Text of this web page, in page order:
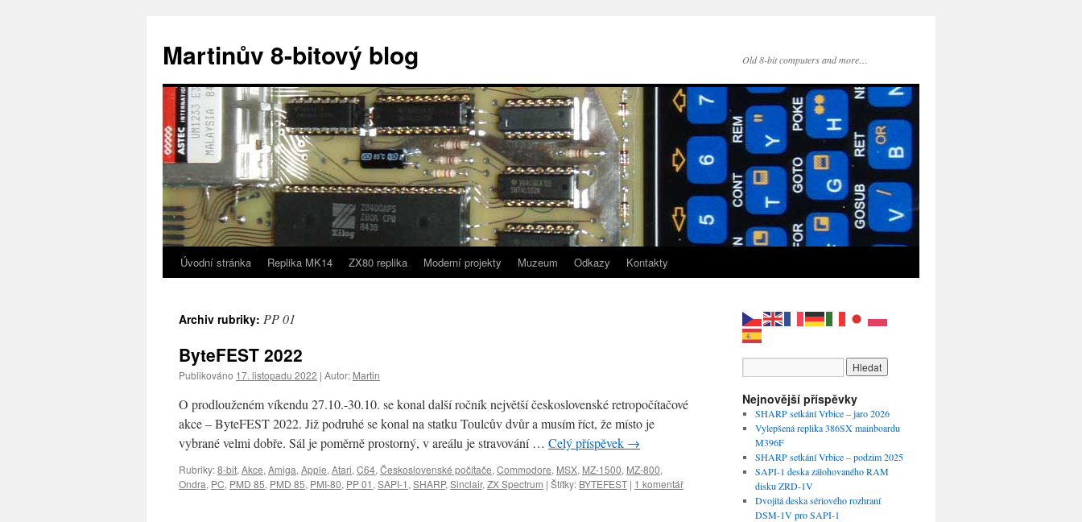
obsahu
webu
Martinův 8-bitový blog Old 8-bit computers and more…
Úvodní stránka Replika MK14 ZX80 replika Moderní projekty Muzeum Odkazy Kontakty
Archiv rubriky: PP 01
ByteFEST 2022
Publikováno 17. listopadu 2022 | Autor: Martin
O prodlouženém víkendu 27.10.-30.10. se konal další ročník největší československé retropočítačové
akce – ByteFEST 2022. Již podruhé se konal na statku Toulcův dvůr a musím říct, že místo je
vybrané velmi dobře. Sál je poměrně prostorný, v areálu je stravování … Celý příspěvek →
Rubriky:8-bit, Akce, Amiga, Apple, Atari, C64, Československé počítače, Commodore, MSX, MZ-1500, MZ-800,
Ondra, PC, PMD 85, PMD 85, PMI-80, PP 01 , SAPI-1 , SHARP, Sinclair, ZX Spectrum | Štítky: BYTEFEST | 1 komentář
Nejnovější příspěvky
SHARP setkání Vrbice – jaro 2026
Vylepšená replika 386SX mainboardu
M396F
SHARP setkání Vrbice – podzim 2025
SAPI-1 deska zálohovaného RAM
disku ZRD-1V
Dvojitá deska sériového rozhraní
DSM-1V pro SAPI-1